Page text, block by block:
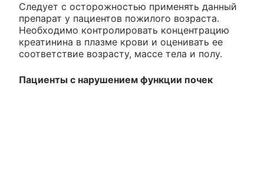
Следует с осторожностью применять данный
препарат у пациентов пожилого возраста.
Необходимо контролировать концентрацию
креатинина в плазме крови и оценивать ее
соответствие возрасту, массе тела и полу.
Пациенты с нарушением функции почек